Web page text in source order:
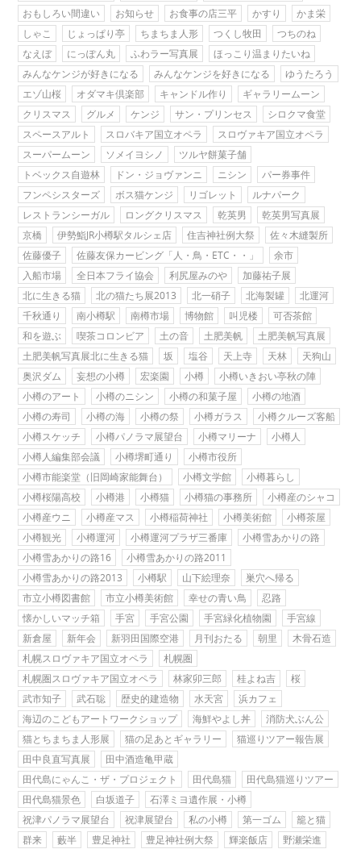
おもしろい間違い
お知らせ お食事の店三平 かすり
かま栄
しゃこ
じょっぱり亭 ちまちま人形 つくし牧田
つちのね
なえぼ
にっぽん丸 ふわラー写真展
ほっこり温まりたいね
みんなケンジが好きになる
みんなケンジを好きになる
ゆうたろう
エゾ山桜
オダマキ倶楽部 キャンドル作り
ギャラリームーン
クリスマス
グルメ ケンジ サン・プリンセス
シロクマ食堂
スペースアルト
スロバキア国立オペラ
スロヴァキア国立オペラ
スーパームーン
ソメイヨシノ
ツルヤ餅菓子舗
トベックス自遊林
ドン・ジョヴァンニ ニシン
パー券事件
フンペシスターズ
ボス猫ケンジ リゴレット
ルナパーク
レストランシーガル
ロングクリスマス 乾英男
乾英男写真展
京橋
伊勢鮨JR小樽駅タルシェ店 住吉神社例大祭
佐々木縫製所
佐藤優子
佐藤友保カービング「人・鳥・ETC・・」
余市
入船市場
全日本フライ協会 利尻屋みのや
加藤祐子展
北に生きる猫
北の猫たち展2013 北一硝子 北海製罐
北運河
千秋通り
南小樽駅 南樽市場 博物館 叫児楼
可否茶館
和を遊ぶ
喫茶コロンビア 土の音 土肥美帆
土肥美帆写真展
土肥美帆写真展北に生きる猫
坂 塩谷 天上寺 天林
天狗山
奥沢ダム
妄想の小樽 宏楽園 小樽
小樽いきおい亭秋の陣
小樽のアート
小樽のニシン 小樽の和菓子屋
小樽の地酒
小樽の寿司
小樽の海 小樽の祭 小樽ガラス
小樽クルーズ客船
小樽スケッチ
小樽パノラマ展望台 小樽マリーナ
小樽人
小樽人編集部会議
小樽堺町通り
小樽市役所
小樽市能楽堂（旧岡崎家能舞台）
小樽文学館
小樽暮らし
小樽桜陽高校
小樽港 小樽猫 小樽猫の事務所
小樽産のシャコ
小樽産ウニ
小樽産マス 小樽稲荷神社 小樽美術館
小樽茶屋
小樽観光
小樽運河 小樽運河プラザ三番庫
小樽雪あかりの路
小樽雪あかりの路16
小樽雪あかりの路2011
小樽雪あかりの路2013
小樽駅 山下絵理奈
巣穴へ帰る
市立小樽図書館
市立小樽美術館 幸せの青い鳥
忍路
懐かしいマッチ箱
手宮 手宮公園 手宮緑化植物園
手宮線
新倉屋
新年会 新羽田国際空港 月刊おたる 朝里
木骨石造
札幌スロヴァキア国立オペラ
札幌圏
札幌圏スロヴァキア国立オペラ
林家卯三郎 桂よね吉
桜
武市知子
武石聡 歴史的建造物 水天宮
浜カフェ
海辺のこどもアートワークショップ
海鮮やよし丼
消防犬ぶん公
猫とちまちま人形展
猫の足あとギャラリー
猫巡りツアー報告展
田中良直写真展
田中酒造亀甲蔵
田代島にゃんこ・ザ・プロジェクト
田代島猫
田代島猫巡りツアー
田代島猫景色
白坂道子
石澤ミヨ遺作展・小樽
祝津パノラマ展望台
祝津展望台 私の小樽 第一ゴム
籠と猫
群来
藪半 豊足神社 豊足神社例大祭 輝楽飯店
野瀬栄進